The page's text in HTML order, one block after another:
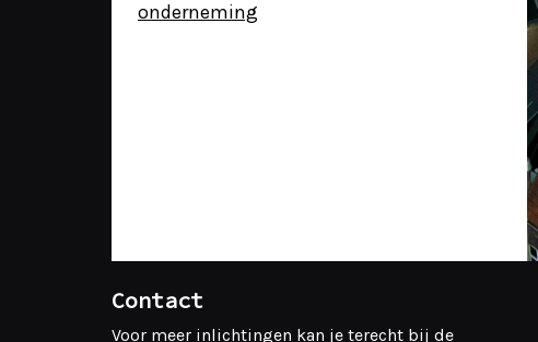
onderneming
Contact
Voor meer inlichtingen kan je terecht bij de